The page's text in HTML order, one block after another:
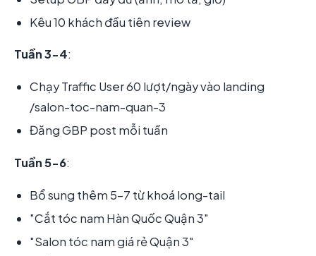
Kêu 10 khách đầu tiên review
Tuần 3-4:
Chạy Traffic User 60 lượt/ngày vào landing
/salon-toc-nam-quan-3
Đăng GBP post mỗi tuần
Tuần 5-6:
Bổ sung thêm 5-7 từ khoá long-tail
"Cắt tóc nam Hàn Quốc Quận 3"
"Salon tóc nam giá rẻ Quận 3"